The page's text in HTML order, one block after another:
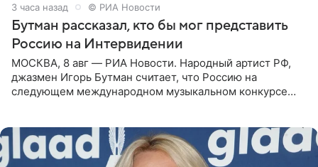
3 часа назад © РИА Новости
Бутман рассказал, кто бы мог представить
Россию на Интервидении
МОСКВА, 8 авг — РИА Новости. Народный артист РФ,
джазмен Игорь Бутман считает, что Россию на
следующем международном музыкальном конкурсе